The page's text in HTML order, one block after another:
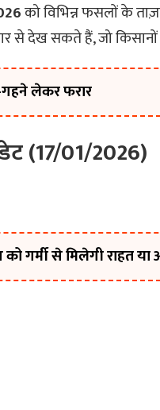
को विभिन्न फसलों के
देख सकते हैं, जो किसानों
गहने लेकर फरार
(17/01/2026)
गर्मी से मिलेगी राहत